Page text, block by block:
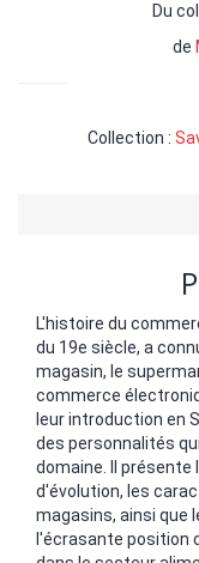
Du
de
Collection :
L'histoire du
du 19e siècle, a
magasin, le
commerce
leur introduction en
des personnalités
domaine. Il
d'évolution, les
magasins, ainsi que
l'écrasante position